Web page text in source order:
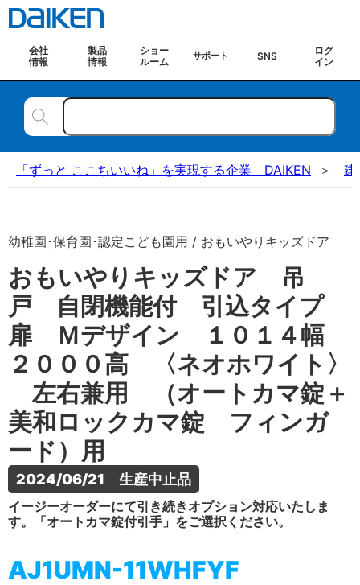
会社
情報
製品
情報
ショー
ルーム
サポート SNS
ログ
イン
「ずっと ここちいいね」を実現する企業 DAIKEN 建
幼稚園･保育園･認定こども園用 / おもいやりキッズドア
おもいやりキッズドア 吊
戸 自閉機能付 引込タイプ
扉 Ｍデザイン １０１４幅
２０００高 〈ネオホワイト〉
左右兼用 （オートカマ錠＋
美和ロックカマ錠 フィンガ
ード）用
2024/06/21　生産中止品
イージーオーダーにて引き続きオプション対応いたしま
す。「オートカマ錠付引手」をご選択ください。
AJ1UMN-11WHFYF